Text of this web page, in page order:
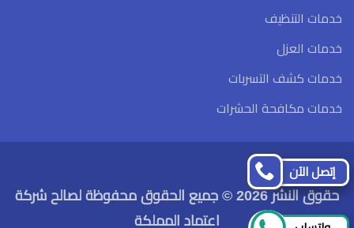
خدمات التنظيف
خدمات العزل
خدمات كشف التسربات
خدمات مكافحة الحشرات
تابعنا
على
فيسبوك
تابعنا
على
تويتر
حقوق النشر 2026 © جميع الحقوق محفوظة لصالح شركة
اعتماد المملكة
إتصل الآن